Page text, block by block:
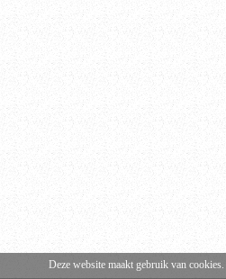
Deze website maakt gebruik van cookies.